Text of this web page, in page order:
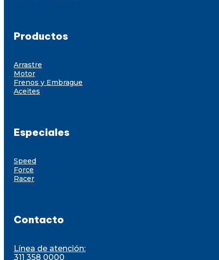
Productos
Arrastre
Motor
Frenos y Embrague
Aceites
Especiales
Speed
Force
Racer
Contacto
Línea de atención:
311 358 0000